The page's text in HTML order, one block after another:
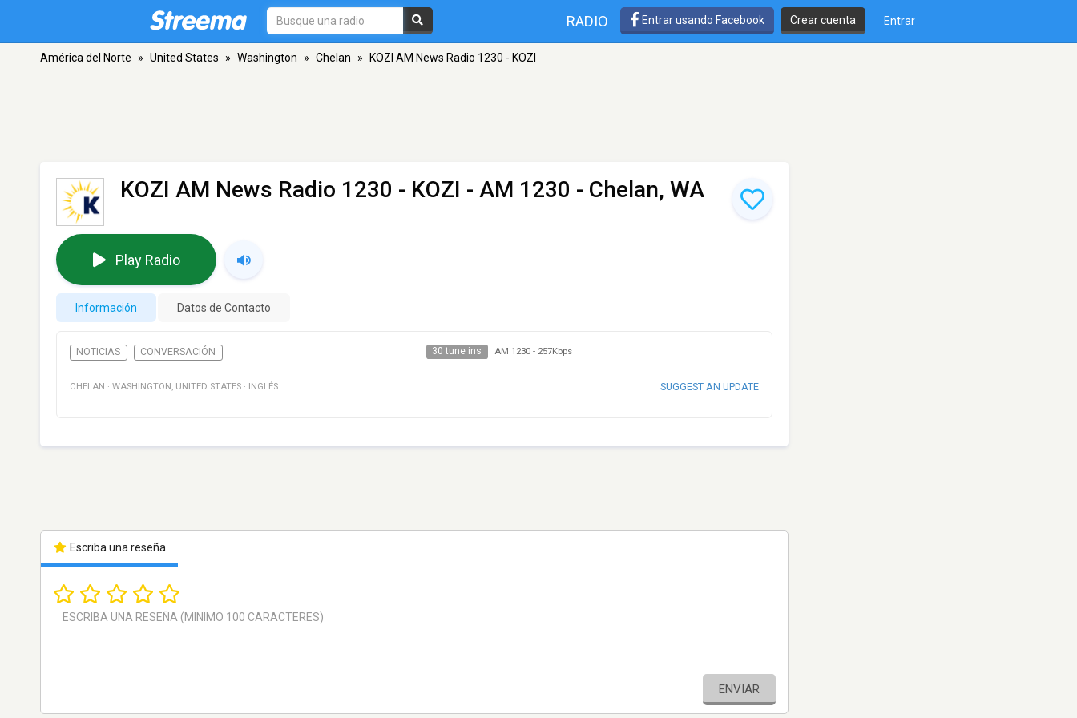
RADIO Entrar usando Facebook Crear cuenta Entrar
América del Norte » United States » Washington » Chelan » KOZI AM News Radio 1230 - KOZI
KOZI AM News Radio 1230 - KOZI - AM 1230 - Chelan, WA
Play Radio
Información Datos de Contacto
NOTICIAS CONVERSACIÓN 30 tune ins AM 1230- 257Kbps
CHELAN · WASHINGTON , UNITED STATES · INGLÉS SUGGEST AN UPDATE
Escriba una reseña
ENVIAR